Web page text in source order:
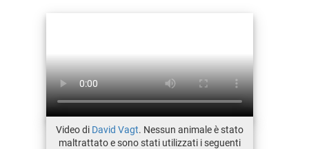
Video di David Vagt. Nessun animale è stato
maltrattato e sono stati utilizzati i seguenti